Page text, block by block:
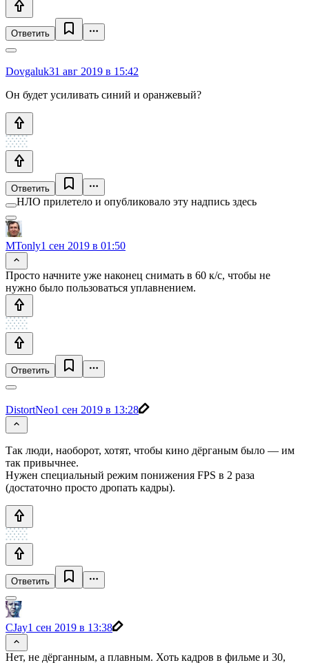
Ответить
Dovgaluk31 авг 2019 в 15:42
Он будет усиливать синий и оранжевый?
Ответить
НЛО прилетело и опубликовало эту надпись здесь
MTonly1 сен 2019 в 01:50
Просто начните уже наконец снимать в 60 к/с, чтобы не
нужно было пользоваться уплавнением.
Ответить
DistortNeo1 сен 2019 в 13:28
Так люди, наоборот, хотят, чтобы кино дёрганым было — им
так привычнее.
Нужен специальный режим понижения FPS в 2 раза
(достаточно просто дропать кадры).
Ответить
CJay1 сен 2019 в 13:38
Нет, не дёрганным, а плавным. Хоть кадров в фильме и 30,